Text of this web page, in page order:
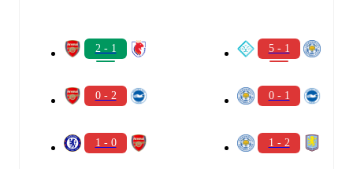
2 - 1
0 - 2
1 - 0
5 - 1
0 - 1
1 - 2